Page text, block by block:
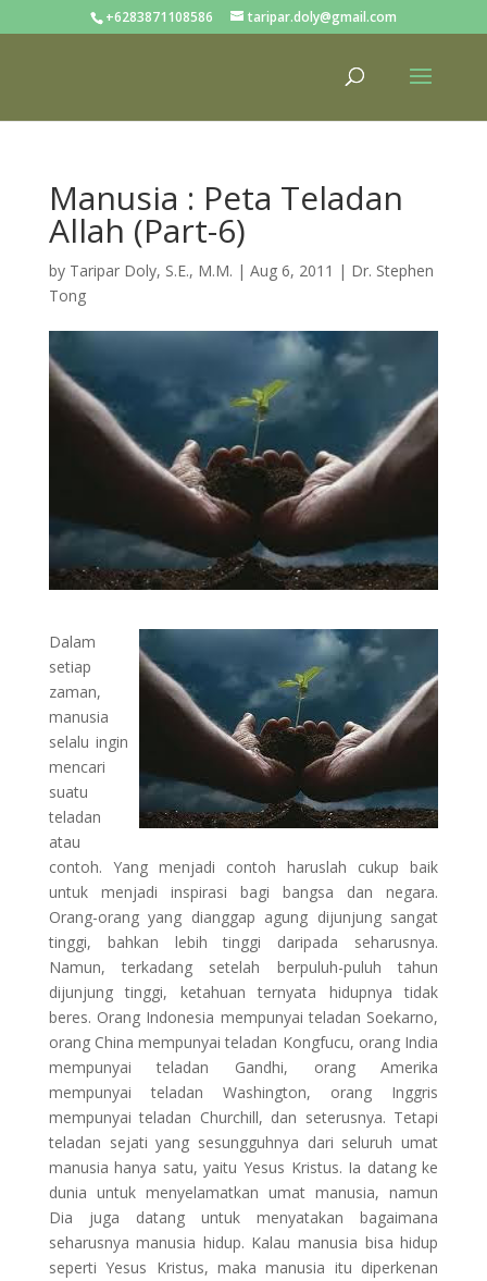
+6283871108586 taripar.doly@gmail.com
Manusia : Peta Teladan
Allah (Part-6)
by Taripar Doly, S.E., M.M. | Aug 6, 2011 | Dr. Stephen
Tong
Dalam
setiap
zaman,
manusia
selalu ingin
mencari
suatu
teladan
atau
contoh. Yang menjadi contoh haruslah cukup baik
untuk menjadi inspirasi bagi bangsa dan negara.
Orang-orang yang dianggap agung dijunjung sangat
tinggi, bahkan lebih tinggi daripada seharusnya.
Namun, terkadang setelah berpuluh-puluh tahun
dijunjung tinggi, ketahuan ternyata hidupnya tidak
beres. Orang Indonesia mempunyai teladan Soekarno,
orang China mempunyai teladan Kongfucu, orang India
mempunyai teladan Gandhi, orang Amerika
mempunyai teladan Washington, orang Inggris
mempunyai teladan Churchill, dan seterusnya. Tetapi
teladan sejati yang sesungguhnya dari seluruh umat
manusia hanya satu, yaitu Yesus Kristus. Ia datang ke
dunia untuk menyelamatkan umat manusia, namun
Dia juga datang untuk menyatakan bagaimana
seharusnya manusia hidup. Kalau manusia bisa hidup
seperti Yesus Kristus, maka manusia itu diperkenan